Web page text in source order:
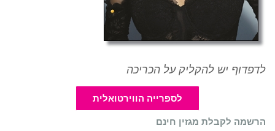
לדפדוף יש להקליק על הכריכה
לספרייה הווירטואלית
הרשמה לקבלת מגזין חינם